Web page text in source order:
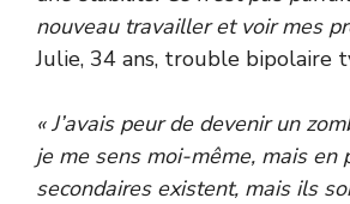
nouveau travailler et voir mes
Julie, 34 ans, trouble bipolaire
« J’avais peur de devenir un
je me sens moi-même, mais en
secondaires existent, mais ils